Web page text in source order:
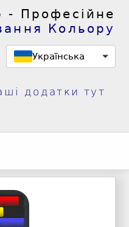
- Професійне
Кольору
Українська
додатки тут